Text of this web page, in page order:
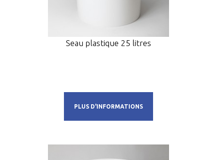
Seau plastique 25 litres
PLUS D'INFORMATIONS